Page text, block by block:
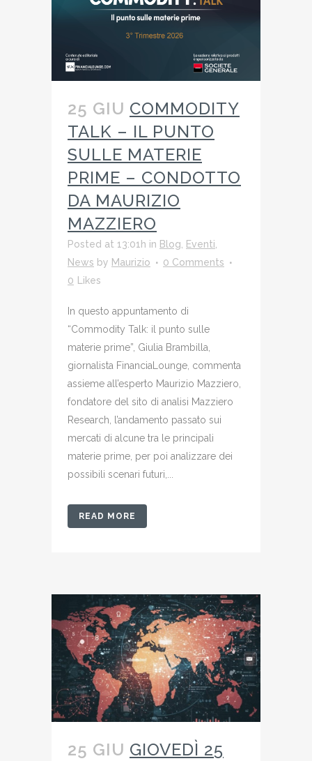
25 GIU COMMODITY
TALK – IL PUNTO
SULLE MATERIE
PRIME – CONDOTTO
DA MAURIZIO
MAZZIERO
Posted at 13:01h in Blog Eventi
News by Maurizio
0 Comments
0 Likes
In questo appuntamento di
“Commodity Talk: il punto sulle
materie prime”, Giulia Brambilla,
giornalista FinanciaLounge, commenta
assieme all’esperto Maurizio Mazziero,
fondatore del sito di analisi Mazziero
Research, l’andamento passato sui
mercati di alcune tra le principali
materie prime, per poi analizzare dei
possibili scenari futuri,...
READ MORE
25 GIU GIOVEDÌ 25